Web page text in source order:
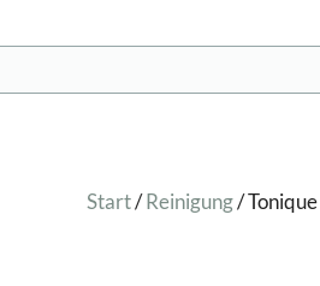
Hand- und Körperpflege
Start/Reinigung/